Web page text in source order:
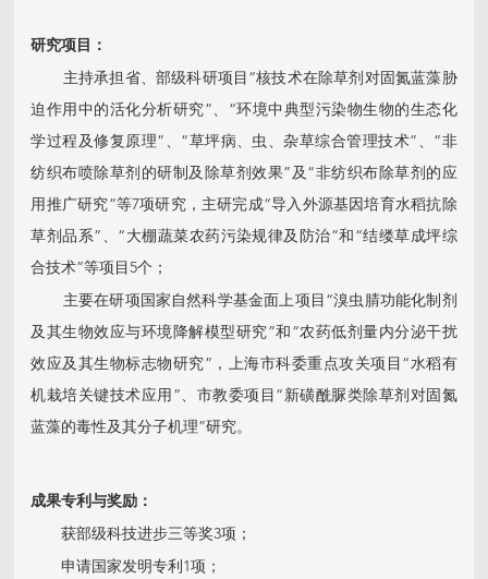
研究项目：
主持承担省、部级科研项目“核技术在除草剂对固氮蓝藻胁
迫作用中的活化分析研究”、“环境中典型污染物生物的生态化
学过程及修复原理”、“草坪病、虫、杂草综合管理技术”、“非
纺织布喷除草剂的研制及除草剂效果”及“非纺织布除草剂的应
用推广研究”等7项研究，主研完成“导入外源基因培育水稻抗除
草剂品系”、“大棚蔬菜农药污染规律及防治”和“结缕草成坪综
合技术”等项目5个；
主要在研项国家自然科学基金面上项目“溴虫腈功能化制剂
及其生物效应与环境降解模型研究”和“农药低剂量内分泌干扰
效应及其生物标志物研究”，上海市科委重点攻关项目“水稻有
机栽培关键技术应用”、市教委项目“新磺酰脲类除草剂对固氮
蓝藻的毒性及其分子机理”研究。
成果专利与奖励：
获部级科技进步三等奖3项；
申请国家发明专利1项；